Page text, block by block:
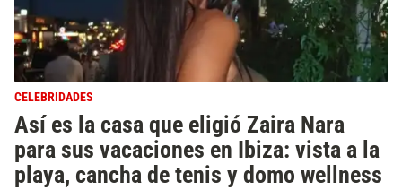
CELEBRIDADES
Así es la casa que eligió Zaira Nara
para sus vacaciones en Ibiza: vista a la
playa, cancha de tenis y domo wellness